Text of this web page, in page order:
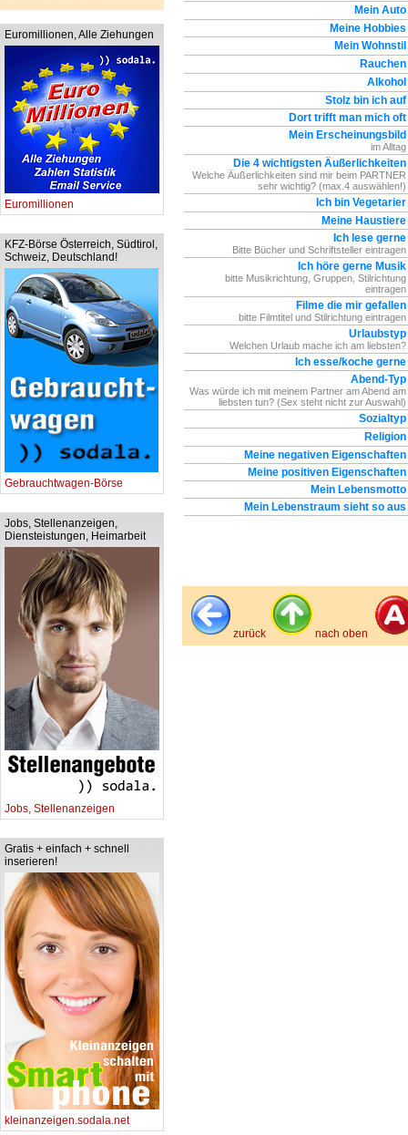
Euromillionen, Alle Ziehungen
Euromillionen
KFZ-Börse Österreich, Südtirol,
Schweiz, Deutschland!
Gebrauchtwagen-Börse
Jobs, Stellenanzeigen,
Diensteistungen, Heimarbeit
Jobs, Stellenanzeigen
Gratis + einfach + schnell
inserieren!
kleinanzeigen.sodala.net
Mein Auto
Meine Hobbies
Mein Wohnstil
Rauchen
Alkohol
Stolz bin ich auf
Dort trifft man mich oft
Mein Erscheinungsbild
im Alltag
Die 4 wichtigsten Äußerlichkeiten
Welche Äußerlichkeiten sind mir beim PARTNER
sehr wichtig? (max.4 auswählen!)
Ich bin Vegetarier
Meine Haustiere
Ich lese gerne
Bitte Bücher und Schriftsteller eintragen
Ich höre gerne Musik
bitte Musikrichtung, Gruppen, Stilrichtung
eintragen
Filme die mir gefallen
bitte Filmtitel und Stilrichtung eintragen
Urlaubstyp
Welchen Urlaub mache ich am liebsten?
Ich esse/koche gerne
Abend-Typ
Was würde ich mit meinem Partner am Abend am
liebsten tun? (Sex steht nicht zur Auswahl)
Sozialtyp
Religion
Meine negativen Eigenschaften
Meine positiven Eigenschaften
Mein Lebensmotto
Mein Lebenstraum sieht so aus
zurück nach oben